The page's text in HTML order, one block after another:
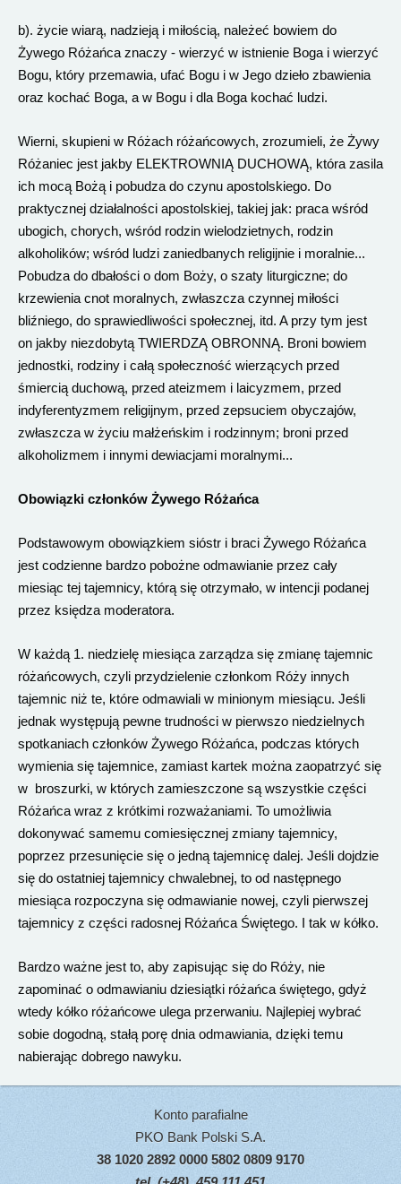
b). życie wiarą, nadzieją i miłością, należeć bowiem do
Żywego Różańca znaczy - wierzyć w istnienie Boga i wierzyć
Bogu, który przemawia, ufać Bogu i w Jego dzieło zbawienia
oraz kochać Boga, a w Bogu i dla Boga kochać ludzi.
Wierni, skupieni w Różach różańcowych, zrozumieli, że Żywy
Różaniec jest jakby ELEKTROWNIĄ DUCHOWĄ, która zasila
ich mocą Bożą i pobudza do czynu apostolskiego. Do
praktycznej działalności apostolskiej, takiej jak: praca wśród
ubogich, chorych, wśród rodzin wielodzietnych, rodzin
alkoholików; wśród ludzi zaniedbanych religijnie i moralnie...
Pobudza do dbałości o dom Boży, o szaty liturgiczne; do
krzewienia cnot moralnych, zwłaszcza czynnej miłości
bliźniego, do sprawiedliwości społecznej, itd. A przy tym jest
on jakby niezdobytą TWIERDZĄ OBRONNĄ. Broni bowiem
jednostki, rodziny i całą społeczność wierzących przed
śmiercią duchową, przed ateizmem i laicyzmem, przed
indyferentyzmem religijnym, przed zepsuciem obyczajów,
zwłaszcza w życiu małżeńskim i rodzinnym; broni przed
alkoholizmem i innymi dewiacjami moralnymi...
Obowiązki członków Żywego Różańca
Podstawowym obowiązkiem sióstr i braci Żywego Różańca
jest codzienne bardzo pobożne odmawianie przez cały
miesiąc tej tajemnicy, którą się otrzymało, w intencji podanej
przez księdza moderatora.
W każdą 1. niedzielę miesiąca zarządza się zmianę tajemnic
różańcowych, czyli przydzielenie członkom Róży innych
tajemnic niż te, które odmawiali w minionym miesiącu. Jeśli
jednak występują pewne trudności w pierwszo niedzielnych
spotkaniach członków Żywego Różańca, podczas których
wymienia się tajemnice, zamiast kartek można zaopatrzyć się
w broszurki, w których zamieszczone są wszystkie części
Różańca wraz z krótkimi rozważaniami. To umożliwia
dokonywać samemu comiesięcznej zmiany tajemnicy,
poprzez przesunięcie się o jedną tajemnicę dalej. Jeśli dojdzie
się do ostatniej tajemnicy chwalebnej, to od następnego
miesiąca rozpoczyna się odmawianie nowej, czyli pierwszej
tajemnicy z części radosnej Różańca Świętego. I tak w kółko.
Bardzo ważne jest to, aby zapisując się do Róży, nie
zapominać o odmawianiu dziesiątki różańca świętego, gdyż
wtedy kółko różańcowe ulega przerwaniu. Najlepiej wybrać
sobie dogodną, stałą porę dnia odmawiania, dzięki temu
nabierając dobrego nawyku.
Konto parafialne
PKO Bank Polski S.A.
38 1020 2892 0000 5802 0809 9170